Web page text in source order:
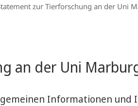
zur Tierforschung an der Uni
an der Uni
Informationen und